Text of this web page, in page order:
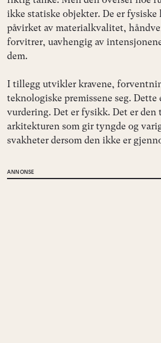
ikke statiske objekter. De er
påvirket av materialkvalitet,
forvitrer, uavhengig av
dem.
I tillegg utvikler kravene,
teknologiske premissene seg. Dette
vurdering. Det er fysikk. Det er den
arkitekturen som gir tyngde og
svakheter dersom den ikke er
ANNONSE